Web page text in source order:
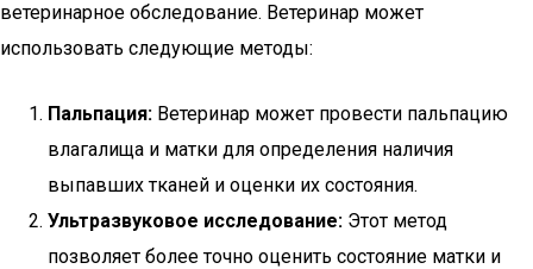
ветеринарное обследование. Ветеринар может
использовать следующие методы:
Пальпация: Ветеринар может провести пальпацию
влагалища и матки для определения наличия
выпавших тканей и оценки их состояния.
Ультразвуковое исследование: Этот метод
позволяет более точно оценить состояние матки и